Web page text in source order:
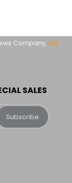
SALES
Subscribe
Company,clic